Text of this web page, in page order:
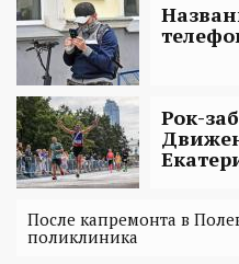
Рок-
После капремонта в
поликлиника